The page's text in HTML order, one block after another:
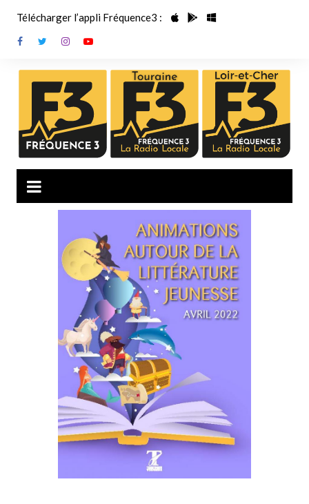
contenu
Télécharger l’appli Fréquence3 :